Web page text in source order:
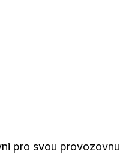
pro svou provozovnu